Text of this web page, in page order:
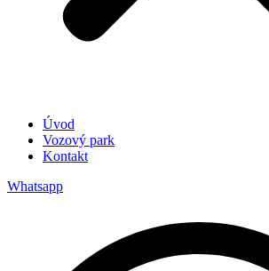
Úvod
Vozový park
Kontakt
Whatsapp